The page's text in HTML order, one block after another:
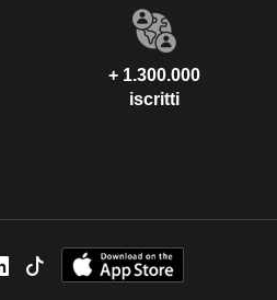
+ 1.300.000
iscritti